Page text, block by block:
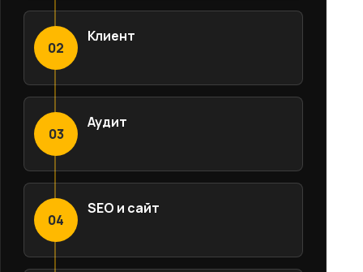
02
Клиент
03
Аудит
04
SEO и сайт